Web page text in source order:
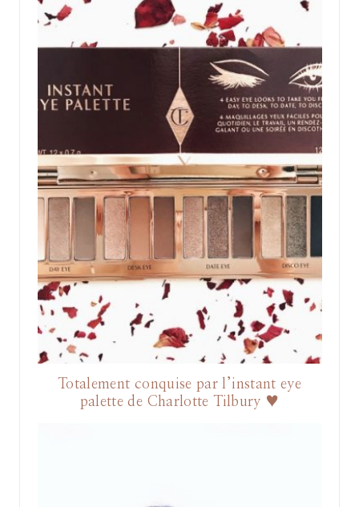
Totalement conquise par l’instant eye
palette de Charlotte Tilbury ♥